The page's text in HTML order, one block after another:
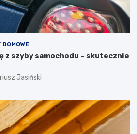
DOMOWE
z szyby samochodu – skutecznie
Jasiński